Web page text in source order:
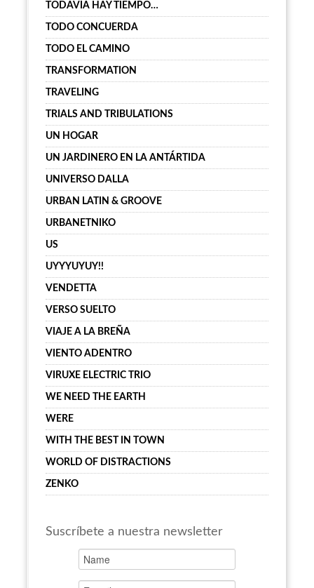
TODAVÍA HAY TIEMPO…
TODO CONCUERDA
TODO EL CAMINO
TRANSFORMATION
TRAVELING
TRIALS AND TRIBULATIONS
UN HOGAR
UN JARDINERO EN LA ANTÁRTIDA
UNIVERSO DALLA
URBAN LATIN & GROOVE
URBANETNIKO
US
UYYYUYUY!!
VENDETTA
VERSO SUELTO
VIAJE A LA BREÑA
VIENTO ADENTRO
VIRUXE ELECTRIC TRIO
WE NEED THE EARTH
WERE
WITH THE BEST IN TOWN
WORLD OF DISTRACTIONS
ZENKO
Suscríbete a nuestra newsletter